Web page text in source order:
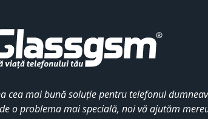
mai bună soluție pentru telefonul
o problema mai specială, noi vă ajutăm